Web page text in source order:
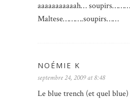
aaaaaaaaaaah…
Maltese……….soupirs……
NOÉMIE K
septembre 24, 2009 at 8:48
Le blue trench (et quel blue)